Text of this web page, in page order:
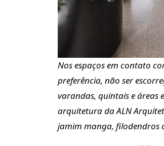
Nos espaços em contato
preferência, não ser
varandas, quintais e áreas
arquitetura da ALN
jamim manga, filodendros